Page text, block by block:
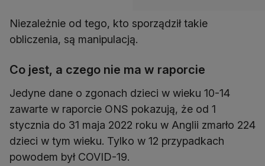
Niezależnie od tego, kto sporządził takie
obliczenia, są manipulacją.
Co jest, a czego nie ma w raporcie
Jedyne dane o zgonach dzieci w wieku 10-14
zawarte w raporcie ONS pokazują, że od 1
stycznia do 31 maja 2022 roku w Anglii zmarło 224
dzieci w tym wieku. Tylko w 12 przypadkach
powodem był COVID-19.